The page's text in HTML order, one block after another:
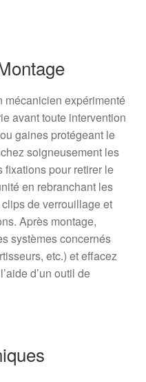
mécanicien expérimenté
avant toute intervention
gaines protégeant le
soigneusement les
pour retirer le
en rebranchant les
de verrouillage et
Après montage,
systèmes concernés
etc.) et effacez
d’un outil de